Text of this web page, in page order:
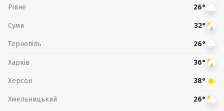
Рівне 26°
Суми 32°
Тернопіль 26°
Харків 36°
Херсон 38°
Хмельницький 26°